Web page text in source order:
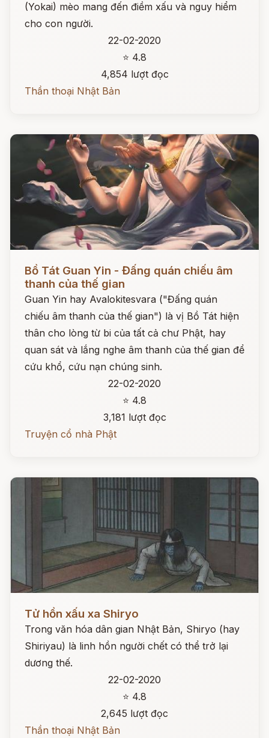
(Yokai) mèo mang đến điềm xấu và nguy hiểm
cho con người.
22-02-2020
⭐ 4.8
4,854 lượt đọc
Thần thoại Nhật Bản
Đọc ngay
Bồ Tát Guan Yin - Đấng quán chiếu âm
thanh của thế gian
Guan Yin hay Avalokitesvara ("Đấng quán
chiếu âm thanh của thế gian") là vị Bồ Tát hiện
thân cho lòng từ bi của tất cả chư Phật, hay
quan sát và lắng nghe âm thanh của thế gian để
cứu khổ, cứu nạn chúng sinh.
22-02-2020
⭐ 4.8
3,181 lượt đọc
Truyện cổ nhà Phật
Đọc ngay
Tử hồn xấu xa Shiryo
Trong văn hóa dân gian Nhật Bản, Shiryo (hay
Shiriyau) là linh hồn người chết có thể trở lại
dương thế.
22-02-2020
⭐ 4.8
2,645 lượt đọc
Thần thoại Nhật Bản